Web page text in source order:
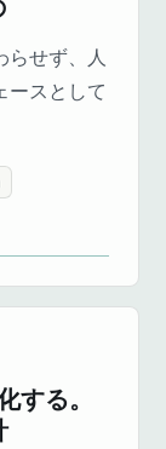
らせず、人
ースとして
する。